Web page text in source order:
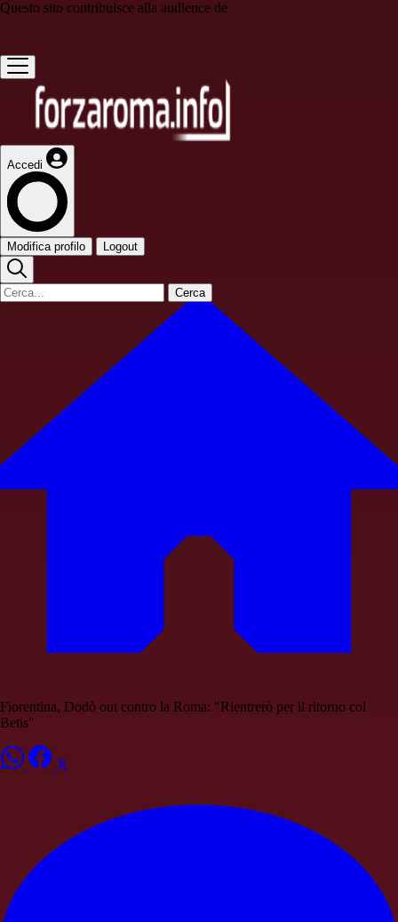
Questo sito contribuisce alla audience de
Accedi
Modifica profilo Logout
Cerca
Fiorentina, Dodò out contro la Roma: "Rientrerò per il ritorno col
Betis"